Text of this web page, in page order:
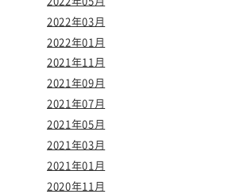
2022年03月
2022年01月
2021年11月
2021年09月
2021年07月
2021年05月
2021年03月
2021年01月
2020年11月